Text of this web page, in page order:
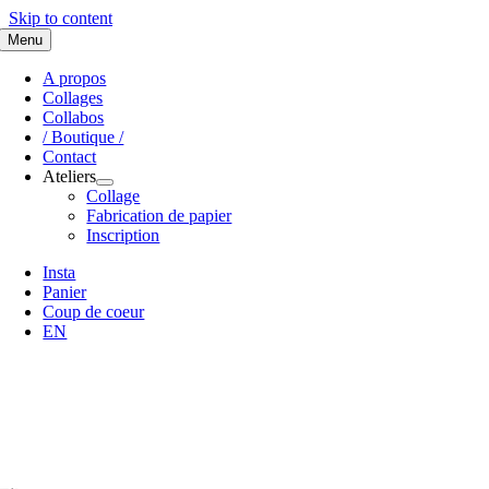
Skip to content
Menu
A propos
Collages
Collabos
/ Boutique /
Contact
Ateliers
Collage
Fabrication de papier
Inscription
Insta
Panier
Coup de coeur
EN